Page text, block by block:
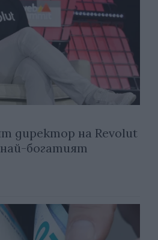
директор на Revolut
богатият